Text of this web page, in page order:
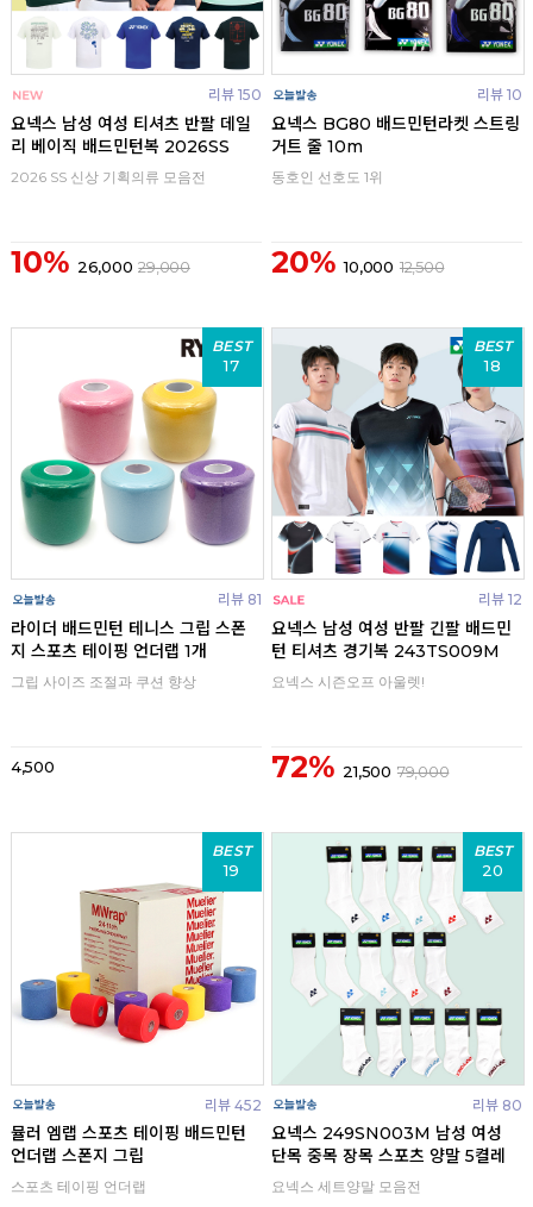
리뷰 150
요넥스 남성 여성 티셔츠 반팔 데일
리 베이직 배드민턴복 2026SS
2026 SS 신상 기획의류 모음전
10% 26,000 29,000
리뷰 10
요넥스 BG80 배드민턴라켓 스트링
거트 줄 10m
동호인 선호도 1위
20% 10,000 12,500
BEST
17
리뷰 81
라이더 배드민턴 테니스 그립 스폰
지 스포츠 테이핑 언더랩 1개
그립 사이즈 조절과 쿠션 향상
4,500
BEST
18
리뷰 12
요넥스 남성 여성 반팔 긴팔 배드민
턴 티셔츠 경기복 243TS009M
요넥스 시즌오프 아울렛!
72% 21,500 79,000
BEST
19
리뷰 452
뮬러 엠랩 스포츠 테이핑 배드민턴
언더랩 스폰지 그립
스포츠 테이핑 언더랩
BEST
20
리뷰 80
요넥스 249SN003M 남성 여성
단목 중목 장목 스포츠 양말 5켤레
요넥스 세트양말 모음전